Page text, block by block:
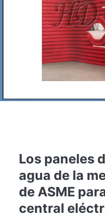
Los paneles
agua de la
de ASME
central